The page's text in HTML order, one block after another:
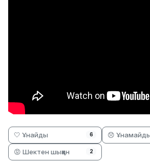
🤍 Ұнайды 6 😞
😡 Шектен шыққан 2